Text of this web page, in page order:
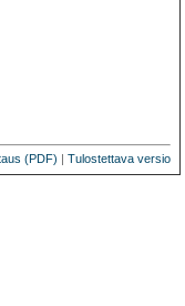
(PDF) | Tulostettava versio